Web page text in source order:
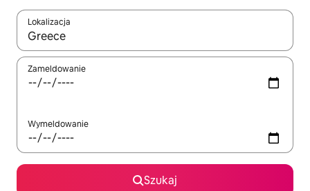
Lokalizacja
Gdy wyniki będą dostępne, możesz poruszać się po nich za
Zameldowanie
Wymeldowanie
Szukaj